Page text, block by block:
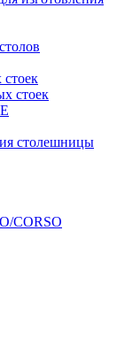
стоек
столешницы
CORSO